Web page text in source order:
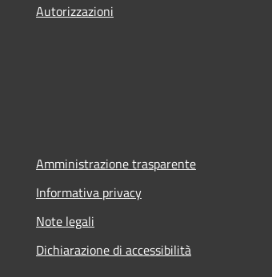
Autorizzazioni
Amministrazione trasparente
Informativa privacy
Note legali
Dichiarazione di accessibilità